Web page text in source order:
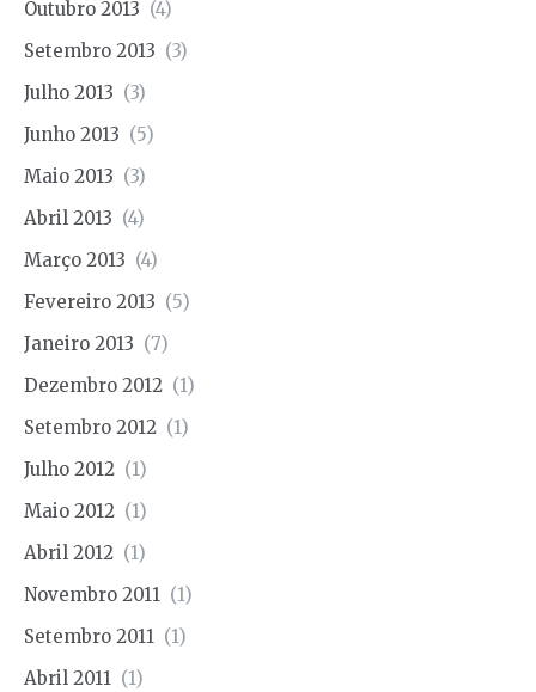
Outubro 2013 (4)
Setembro 2013 (3)
Julho 2013 (3)
Junho 2013 (5)
Maio 2013 (3)
Abril 2013 (4)
Março 2013 (4)
Fevereiro 2013 (5)
Janeiro 2013 (7)
Dezembro 2012 (1)
Setembro 2012 (1)
Julho 2012 (1)
Maio 2012 (1)
Abril 2012 (1)
Novembro 2011 (1)
Setembro 2011 (1)
Abril 2011 (1)